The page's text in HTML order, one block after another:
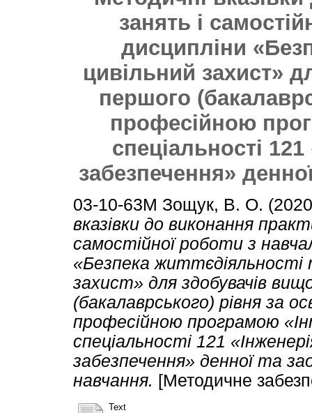
занять і
дисципліни
цивільний захист»
першого
професійною
спеціальності
забезпечення»
03-10-63М Зощук, В. О.
вказівки до виконання
самостійної роботи з
«Безпека життєдіяльності
захист» для здобувачів
(бакалаврського) рівня за
професійною програмою
спеціальності 121
забезпечення» денної та
навчання. [Методичне
Text